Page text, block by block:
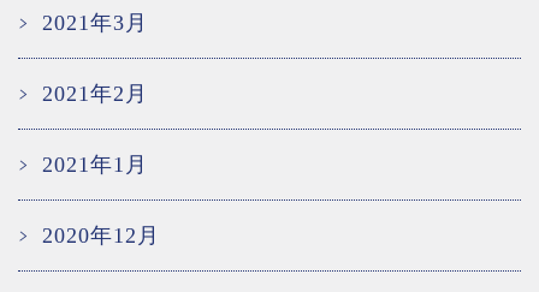
2021年3月
2021年2月
2021年1月
2020年12月